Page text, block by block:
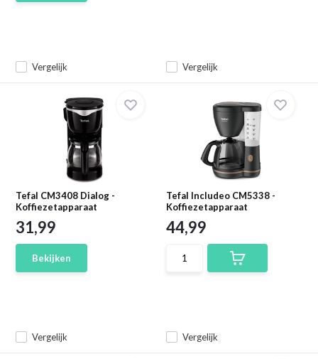
Vergelijk Vergelijk
Tefal CM3408 Dialog -
Koffiezetapparaat
Vergelijk
31,99
Bekijken
Tefal Includeo CM5338 -
Koffiezetapparaat
Vergelijk
44,99